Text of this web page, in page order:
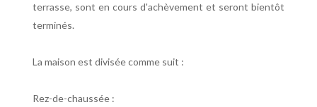
terrasse, sont en cours d'achèvement et seront bientôt
terminés.
La maison est divisée comme suit :
Rez-de-chaussée :